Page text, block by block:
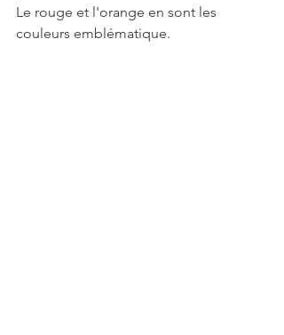
Le rouge et l'orange en sont les
couleurs emblématique.